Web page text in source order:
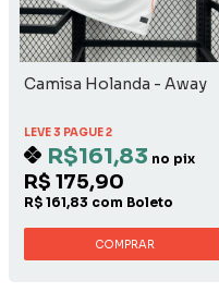
Camisa Holanda - Away
LEVE 3 PAGUE 2
R$161,83 no pix
R$ 175,90
R$ 161,83 com Boleto
COMPRAR